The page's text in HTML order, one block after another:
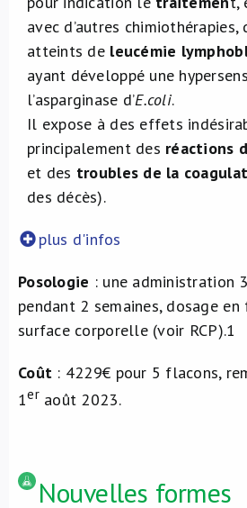
avec d’autres chimiothérapies,
atteints de leucémie
ayant développé une
l’asparginase d’E.coli.
Il expose à des effets
principalement des réactions
et des troubles de la
des décès).
plus d'infos
Posologie : une administration
pendant 2 semaines, dosage
surface corporelle (voir RCP).1
Coût : 4229€ pour 5 flacons,
1eraoût 2023.
Nouvelles formes